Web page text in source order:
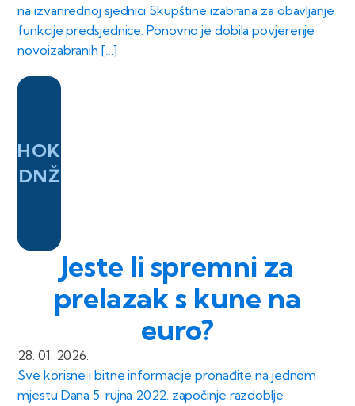
na izvanrednoj sjednici Skupštine izabrana za obavljanje
funkcije predsjednice. Ponovno je dobila povjerenje
novoizabranih […]
HOK
DNŽ
Jeste li spremni za
prelazak s kune na
euro?
28. 01. 2026.
Sve korisne i bitne informacije pronađite na jednom
mjestu Dana 5. rujna 2022. započinje razdoblje